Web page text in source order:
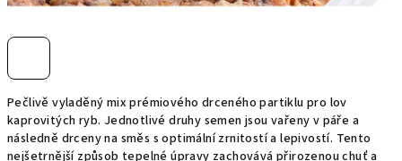
Pečlivě vyladěný mix prémiového drceného partiklu pro lov
kaprovitých ryb. Jednotlivé druhy semen jsou vařeny v páře a
následně drceny na směs s optimální zrnitostí a lepivostí. Tento
nejšetrnější způsob tepelné úpravy zachovává přirozenou chuť a